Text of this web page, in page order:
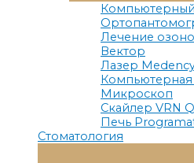
Лечение
Вектор
Лазер
Компьютерная
Микроскоп
Скайлер VRN
Печь
Стоматология